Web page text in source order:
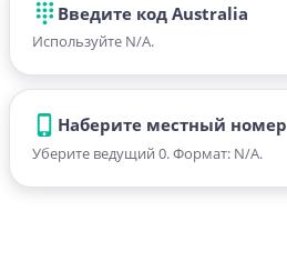
Введите код Australia
Используйте N/A.
Наберите местный номер
Уберите ведущий 0. Формат: N/A.